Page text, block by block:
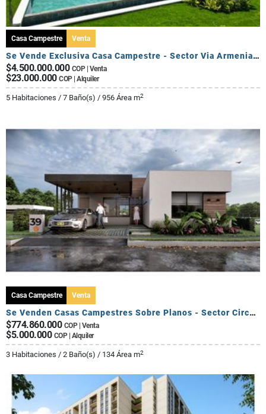
Casa Campestre Venta
Se Vende Exclusiva Casa Campestre - Sector Via Armenia Calarca
$4.500.000.000 COP | Venta
$23.000.000 COP | Alquiler
5 Habitaciones / 7 Baño(s) / 956 Área m2
Casa Campestre Venta
Se Venden Casas Campestres Sobre Planos - Sector Circasia
$774.860.000 COP | Venta
$5.000.000 COP | Alquiler
3 Habitaciones / 2 Baño(s) / 134 Área m2